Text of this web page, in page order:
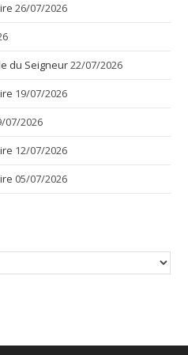
26/07/2026
du Seigneur22/07/2026
19/07/2026
07/2026
12/07/2026
05/07/2026